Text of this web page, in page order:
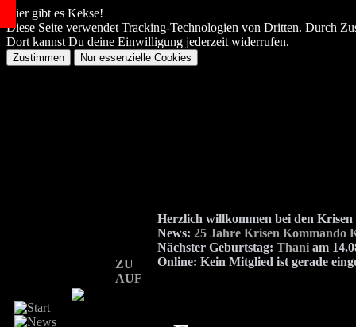
Hier gibt es Kekse!
Diese Seite verwendet Tracking-Technologien von Dritten. Durch
Dort kannst Du deine Einwilligung jederzeit widerrufen.
ZU
AUF
Herzlich willkommen bei den
News: 25 Jahre Krisen Kommando
Nächster Geburtstag: Thani am
Online: Kein Mitglied ist gerade